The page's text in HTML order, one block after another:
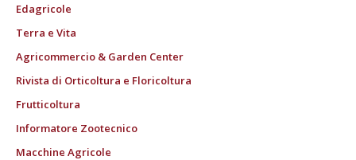
Edagricole
Terra e Vita
Agricommercio & Garden Center
Rivista di Orticoltura e Floricoltura
Frutticoltura
Informatore Zootecnico
Macchine Agricole